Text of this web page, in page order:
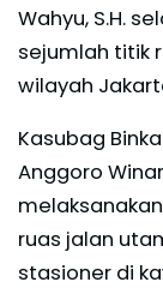
Wahyu, S.H.
sejumlah titik
wilayah
Kasubag
Anggoro
ruas jalan
stasioner di